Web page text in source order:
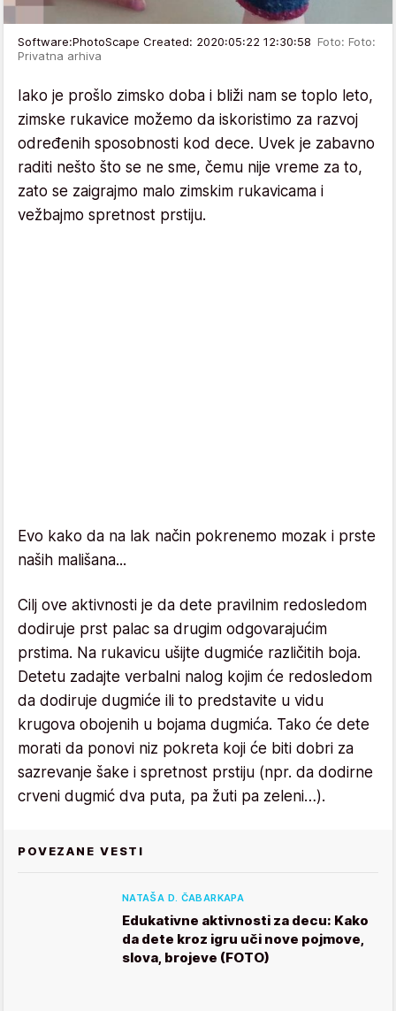
Software:PhotoScape Created: 2020:05:22 12:30:58 Foto: Foto:
Privatna arhiva
Iako je prošlo zimsko doba i bliži nam se toplo leto,
zimske rukavice možemo da iskoristimo za razvoj
određenih sposobnosti kod dece. Uvek je zabavno
raditi nešto što se ne sme, čemu nije vreme za to,
zato se zaigrajmo malo zimskim rukavicama i
vežbajmo spretnost prstiju.
Evo kako da na lak način pokrenemo mozak i prste
naših mališana...
Cilj ove aktivnosti je da dete pravilnim redosledom
dodiruje prst palac sa drugim odgovarajućim
prstima. Na rukavicu ušijte dugmiće različitih boja.
Detetu zadajte verbalni nalog kojim će redosledom
da dodiruje dugmiće ili to predstavite u vidu
krugova obojenih u bojama dugmića. Tako će dete
morati da ponovi niz pokreta koji će biti dobri za
sazrevanje šake i spretnost prstiju (npr. da dodirne
crveni dugmić dva puta, pa žuti pa zeleni…).
POVEZANE VESTI
NATAŠA D. ČABARKAPA
Edukativne aktivnosti za decu: Kako
da dete kroz igru uči nove pojmove,
slova, brojeve (FOTO)